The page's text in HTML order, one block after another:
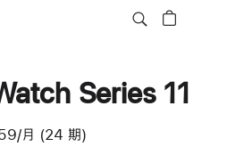
Series 11
月 (24 期)